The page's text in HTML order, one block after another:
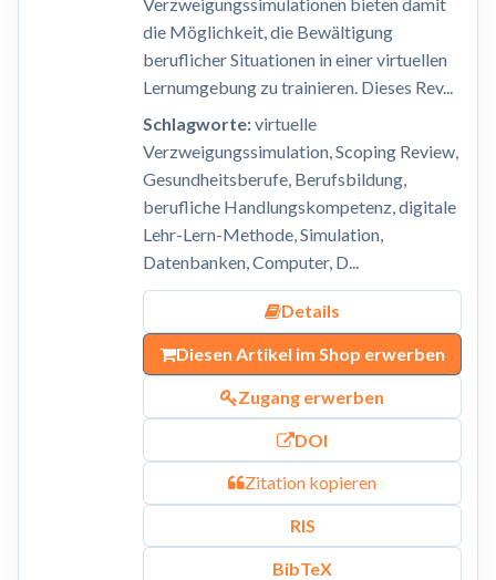
die Möglichkeit, die Bewältigung
beruflicher Situationen in einer virtuellen
Lernumgebung zu trainieren. Dieses Rev...
Schlagworte:virtuelle
Verzweigungssimulation, Scoping Review,
Gesundheitsberufe, Berufsbildung,
berufliche Handlungskompetenz, digitale
Lehr-Lern-Methode, Simulation,
Datenbanken, Computer, D...
Details
Diesen Artikel im Shop erwerben
Zugang erwerben
DOI
Zitation kopieren
RIS
BibTeX